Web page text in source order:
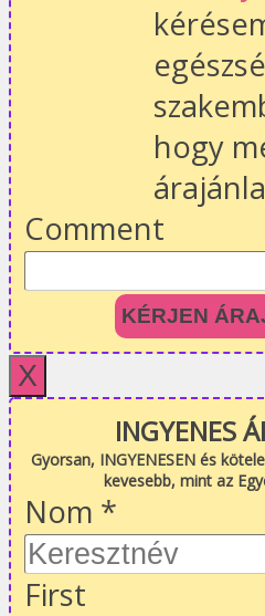
hogy
Comment
KÉRJEN
X
INGYENES
Gyorsan, INGYENESEN és
kevesebb, mint az
Nom *
First